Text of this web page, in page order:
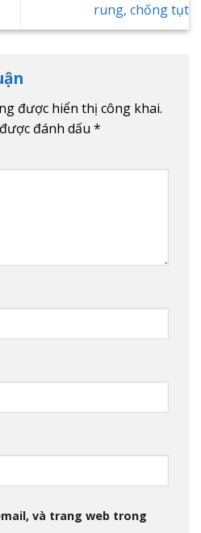
rung, chống tụt
được hiển thị công khai.
đánh dấu *
và trang web trong